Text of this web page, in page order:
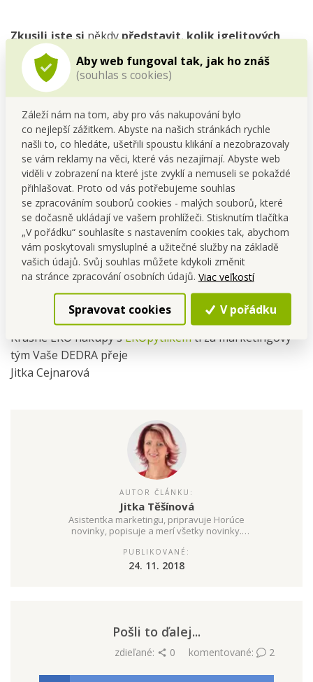
Aby web fungoval tak, jak ho znáš
(souhlas s cookies)
Záleží nám na tom, aby pro vás nakupování bylo
co nejlepší zážitkem. Abyste na našich stránkách rychle
našli to, co hledáte, ušetřili spoustu klikání a nezobrazovaly
se vám reklamy na věci, které vás nezajímají. Abyste web
viděli v zobrazení na které jste zvyklí a nemuseli se pokaždé
přihlašovat. Proto od vás potřebujeme souhlas
se zpracováním souborů cookies - malých souborů, které
se dočasně ukládají ve vašem prohlížeči. Stisknutím tlačítka
„V pořádku“ souhlasíte s nastavením cookies tak, abychom
vám poskytovali smysluplné a užitečné služby na základě
vašich údajů. Svůj souhlas můžete kdykoli změnit
na stránce zpracování osobních údajů. Viac veľkostí
Spravovat cookies V pořádku
Zkusili jste siněkdypředstavit,kolik igelitových
sáčkůspotřebuje za týden běžná rodina
Krásné EKO nákupy sEKOpytlíkemti za marketingový
tým Vaše DEDRA přeje
Jitka Cejnarová
AUTOR ČLÁNKU:
Jitka Těšínová
Asistentka marketingu, pripravuje Horúce
novinky, popisuje a merí všetky novinky.
PUBLIKOVANÉ:
24. 11. 2018
Pošli to ďalej...
zdieľané: 0 komentované: 2